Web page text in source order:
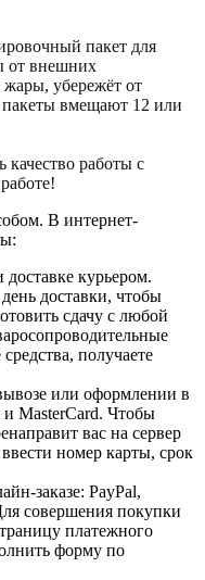
пакет для
от внешних
убережёт от
вмещают 12 или
работы с
В интернет-
курьером.
доставки, чтобы
сдачу с любой
получаете
или оформлении в
и MasterCard. Чтобы
вас на сервер
номер карты, срок
заказе: PayPal,
совершения покупки
платежного
форму по